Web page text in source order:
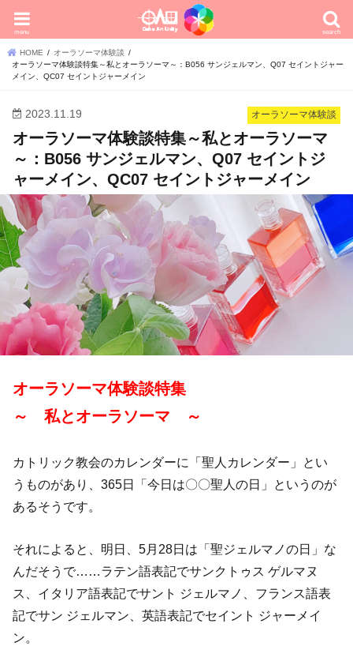
search
menu
HOME
オーラソーマ体験談
オーラソーマ体験談特集～私とオーラソーマ～：B056 サンジェルマン、Q07 セイントジャー
メイン、QC07 セイントジャーメイン
オーラソーマ体験談
2023.11.19
オーラソーマ体験談特集～私とオーラソーマ
～：B056 サンジェルマン、Q07 セイントジ
ャーメイン、QC07 セイントジャーメイン
オーラソーマ体験談特集
～ 私とオーラソーマ ～
カトリック教会のカレンダーに「聖人カレンダー」とい
うものがあり、365日「今日は〇〇聖人の日」というのが
あるそうです。
それによると、明日、5月28日は「聖ジェルマノの日」な
んだそうで……ラテン語表記でサンクトゥス ゲルマヌ
ス、イタリア語表記でサント ジェルマノ、フランス語表
記でサン ジェルマン、英語表記でセイント ジャーメイ
ン。